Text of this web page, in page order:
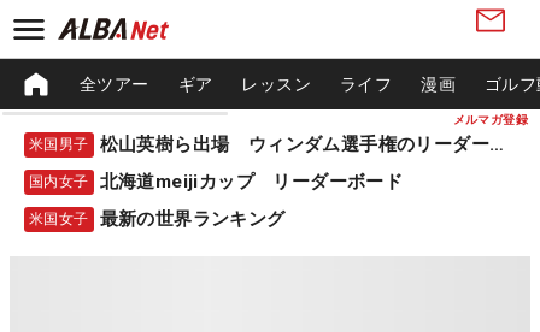
メルマガ登録
全ツアー ギア レッスン ライフ 漫画 ゴル
米国男子 松山英樹ら出場 ウィンダム選手権のリーダーボード
国内女子 北海道meijiカップ リーダーボード
米国女子 最新の世界ランキング